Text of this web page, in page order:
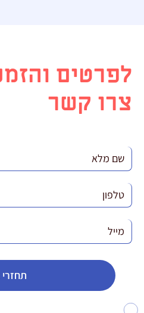
לפרטים
צרו קשר
תחזרי